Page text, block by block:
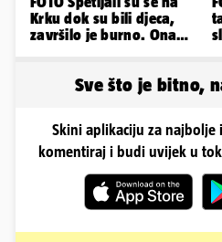
Krku dok su bili djeca,
završilo je burno. Ona
Sve što je bitno,
Skini aplikaciju za najbolje
komentiraj i budi uvijek u